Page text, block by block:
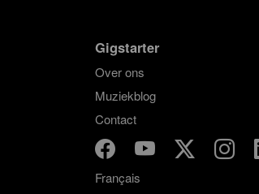
Gigstarter
Over ons
Muziekblog
Contact
Français